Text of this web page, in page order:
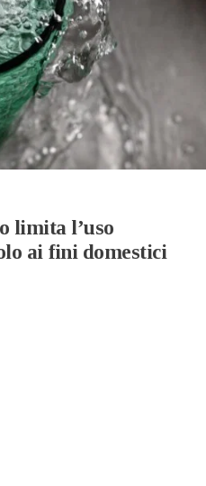
limita l’uso
ai fini domestici